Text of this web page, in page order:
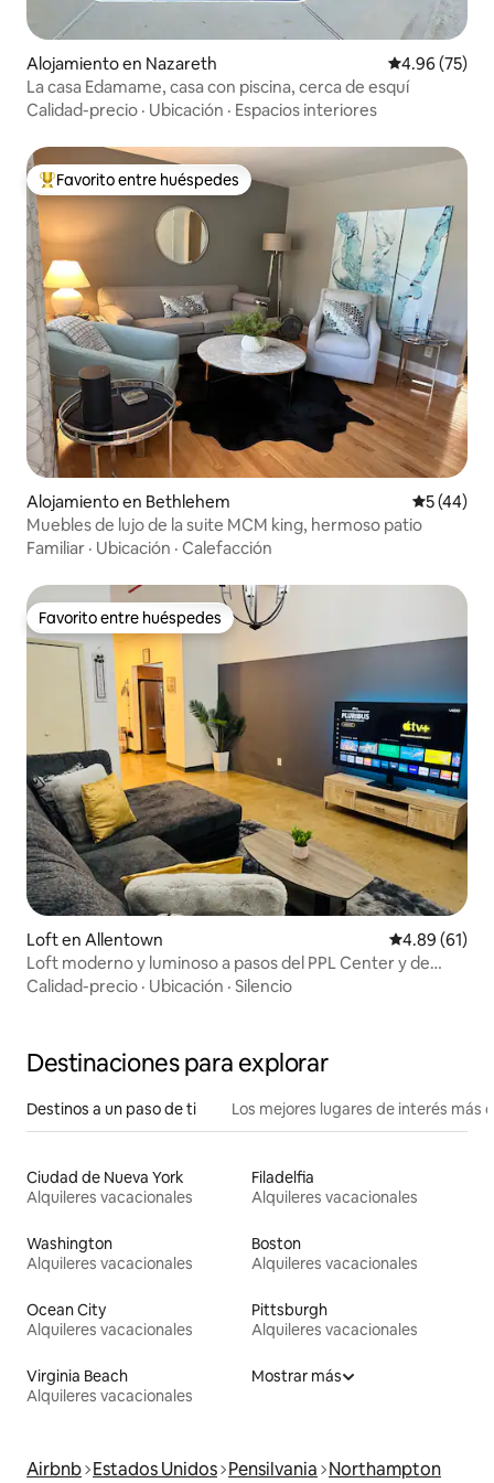
Alojamiento en Nazareth Calificación
4.96 (75)
La casa Edamame, casa con piscina, cerca de esquí
Calidad-precio · Ubicación · Espacios interiores
Favorito entre huéspedes preferido
Favorito entre huéspedes
Alojamiento en Bethlehem
5 (44)
Muebles de lujo de la suite MCM king, hermoso patio
Familiar · Ubicación · Calefacción
Favorito entre huéspedes
Favorito entre huéspedes
Loft en Allentown Calificación
4.89 (61)
Loft moderno y luminoso a pasos del PPL Center y de
restaurantes
Calidad-precio · Ubicación · Silencio
Destinaciones para explorar
Destinos a un paso de ti Los mejores lugares de interés más
Ciudad de Nueva York
Alquileres vacacionales
Filadelfia
Alquileres vacacionales
Washington
Alquileres vacacionales
Boston
Alquileres vacacionales
Ocean City
Alquileres vacacionales
Pittsburgh
Alquileres vacacionales
Virginia Beach
Alquileres vacacionales
Mostrar más
Airbnb Estados Unidos Pensilvania Northampton